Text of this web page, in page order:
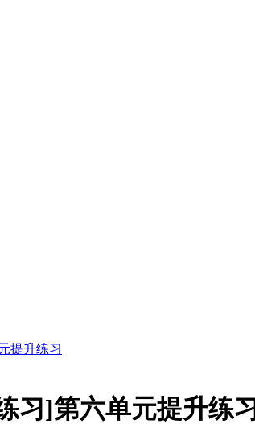
提升练习
习]第六单元提升练习